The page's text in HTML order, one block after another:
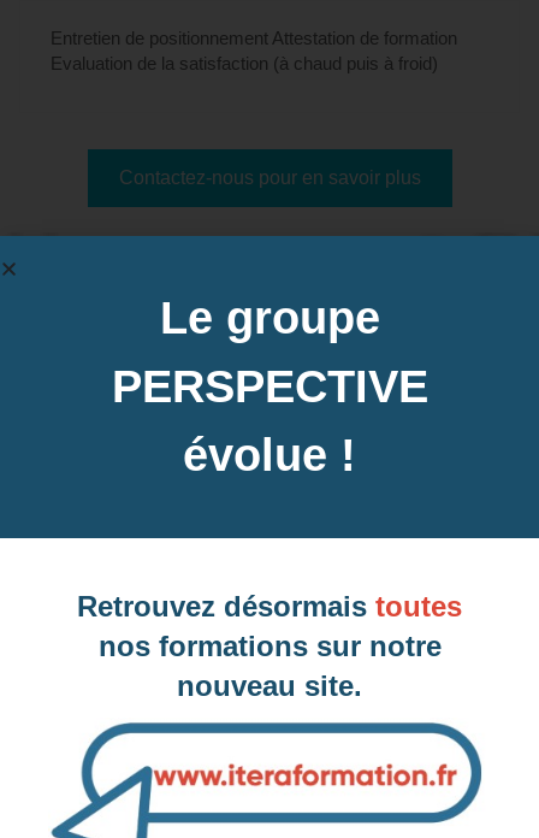
Entretien de positionnement Attestation de formation
Evaluation de la satisfaction (à chaud puis à froid)
Contactez-nous pour en savoir plus
Dates des prochaines sessions à
Besançon, 25 (Doubs)
Contactez-nous pour demander votre inscription
Intra-entreprise et sur mesure
Contactez-nous pour plus d'informations
Le groupe
PERSPECTIVE
évolue !
Retrouvez désormais toutes
nos formations sur notre
nouveau site.